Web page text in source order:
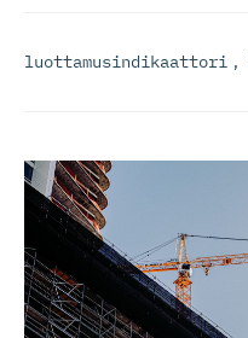
luottamusindikaattori ,